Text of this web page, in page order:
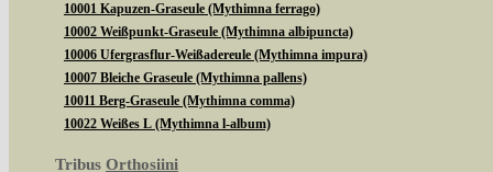
10001 Kapuzen-Graseule (Mythimna ferrago)
10002 Weißpunkt-Graseule (Mythimna albipuncta)
10006 Ufergrasflur-Weißadereule (Mythimna impura)
10007 Bleiche Graseule (Mythimna pallens)
10011 Berg-Graseule (Mythimna comma)
10022 Weißes L (Mythimna l-album)
Tribus Orthosiini